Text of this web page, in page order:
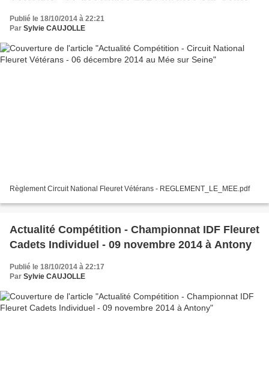
Publié le 18/10/2014 à 22:21
Par Sylvie CAUJOLLE
Règlement Circuit National Fleuret Vétérans - REGLEMENT_LE_MEE.pdf
Actualité Compétition - Championnat IDF Fleuret
Cadets Individuel - 09 novembre 2014 à Antony
Publié le 18/10/2014 à 22:17
Par Sylvie CAUJOLLE